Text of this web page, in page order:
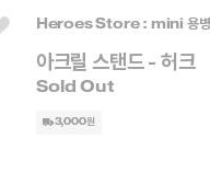
아크릴 스탠드 - 허크
3,000원